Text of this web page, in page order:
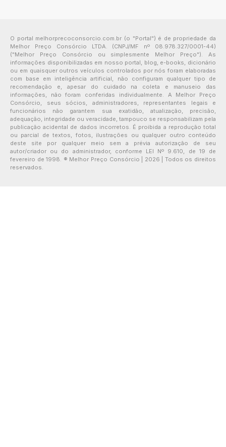
O portal melhorprecoconsorcio.com.br (o "Portal") é de propriedade da
Melhor Preço Consórcio LTDA. (CNPJ/MF nº 08.978.327/0001-44)
("Melhor Preço Consórcio ou simplesmente Melhor Preço"). As
informações disponibilizadas em nosso portal, blog, e-books, dicionário
ou em quaisquer outros veículos controlados por nós foram elaboradas
com base em inteligência artificial, não configuram qualquer tipo de
recomendação e, apesar do cuidado na coleta e manuseio das
informações, não foram conferidas individualmente. A Melhor Preço
Consórcio, seus sócios, administradores, representantes legais e
funcionários não garantem sua exatidão, atualização, precisão,
adequação, integridade ou veracidade, tampouco se responsabilizam pela
publicação acidental de dados incorretos. É proibida a reprodução total
ou parcial de textos, fotos, ilustrações ou qualquer outro conteúdo
deste site por qualquer meio sem a prévia autorização de seu
autor/criador ou do administrador, conforme LEI Nº 9.610, de 19 de
fevereiro de 1998. ® Melhor Preço Consórcio | 2026 | Todos os direitos
reservados.